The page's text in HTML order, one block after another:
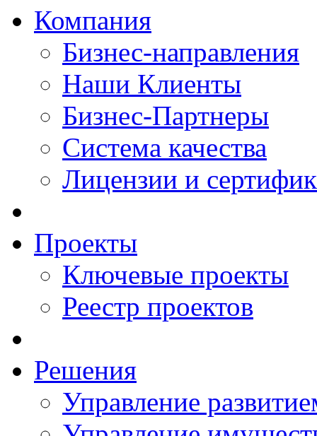
Компания
Бизнес-направления
Наши Клиенты
Бизнес-Партнеры
Система качества
Лицензии и
Проекты
Ключевые проекты
Реестр проектов
Решения
Управление